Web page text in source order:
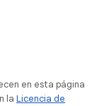
en esta página
la Licencia de